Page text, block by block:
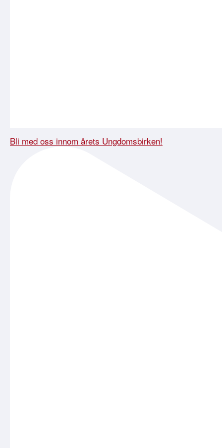
Bli med oss innom årets Ungdomsbirken!